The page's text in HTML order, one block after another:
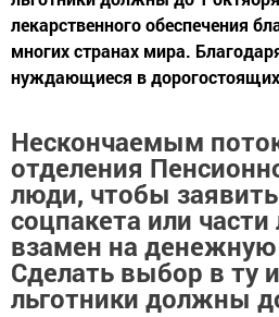
лекарственного обеспечения
многих странах мира.
нуждающиеся в
Нескончаемым
отделения
люди, чтобы
соцпакета или части
взамен на
Сделать выбор в ту
льготники должны